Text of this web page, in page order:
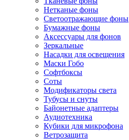
Нетканые фоны
Светоотражающие фоны
Бумажные фоны
Аксессуары для фонов
Зеркальные
Насадки для освещения
Маски Гобо
Софтбоксы
Соты
Модификаторы света
Тубусы и снуты
Байонетные адаптеры
Аудиотехника
Кубики для микрофона
Ветрозащита